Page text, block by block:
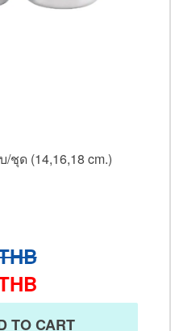
ชุด (14,16,18 cm.)
TO CART